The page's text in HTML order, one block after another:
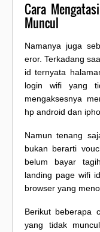
Cara
Muncul
Namanya juga
eror. Terkadang
id ternyata
login wifi yang
mengaksesnya
hp android dan
Namun tenang
bukan berarti
belum bayar
landing page wifi
browser yang
Berikut beberapa
yang tidak